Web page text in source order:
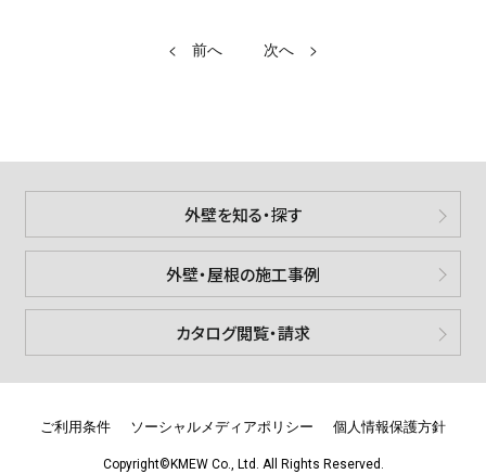
< >
外壁を知る・探す
外壁・屋根の施工事例
カタログ閲覧・請求
Copyright©KMEW Co., Ltd. All Rights Reserved.
ご利用条件 ソーシャルメディアポリシー 個人情報保護方針